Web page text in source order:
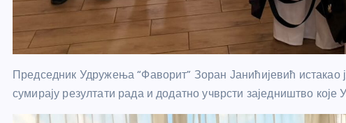
Председник Удружења “Фаворит” Зоран Јанићијевић истакао
сумирају резултати рада и додатно учврсти заједништво